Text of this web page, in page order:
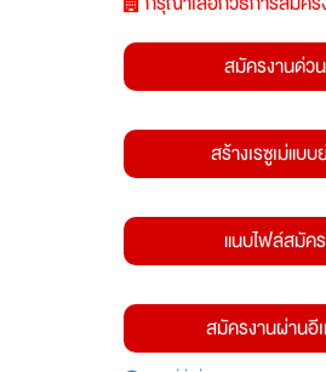
สมัครงานด่วน
สร้างเรซูเม่แบ
แนบไฟล์สมัคร
สมัครงานผ่านอี